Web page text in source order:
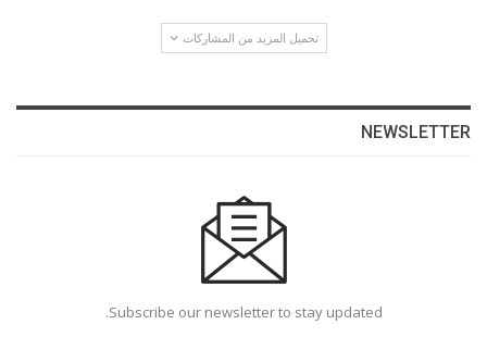
تحميل المزيد من المشاركات
NEWSLETTER
Subscribe our newsletter to stay updated.